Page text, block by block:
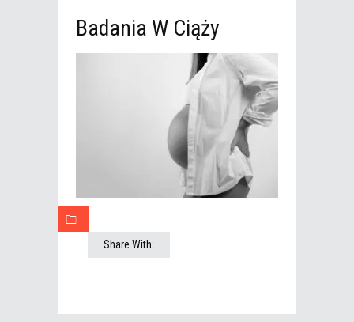
Badania W Ciąży
Share With: